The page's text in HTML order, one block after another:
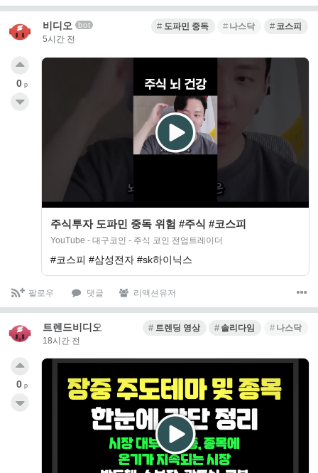
비디오 bot
5시간 전
도파민 중독 나스닥 코스피
주식투자 도파민 중독 위험 #주식 #코스피
YouTube - 대구코인 - 주식 코인 전업트레이더
#코스피 #삼성전자 #sk하이닉스
0 p
팔로우 댓글 리액션유저
트렌드비디오
18시간 전
트렌딩 영상 솔리다임 나스닥
0 p